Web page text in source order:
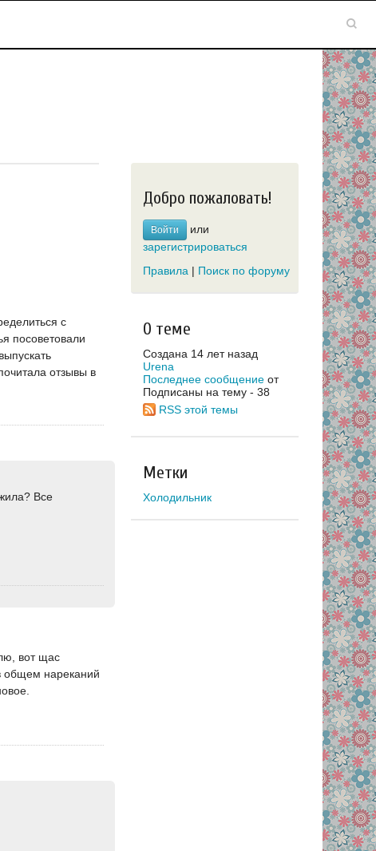
с
посоветовали
отзывы в
Все
вот щас
общем нареканий
Добро пожаловать!
Войти
или
зарегистрироваться
Правила | Поиск по форуму
О теме
Создана 14 лет назад
Urena
Последнее сообщение от
Подписаны на тему - 38
RSS этой темы
Метки
Холодильник